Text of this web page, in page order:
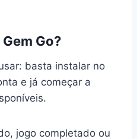
Go?
basta instalar no
e já começar a
jogo completado ou